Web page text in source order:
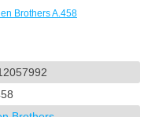
Brothers A.458